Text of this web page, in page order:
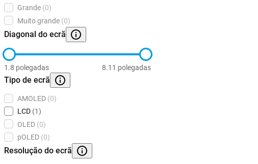
Grande (0)
Muito grande (0)
Diagonal do ecrã
1.8 polegadas 8.11 polegadas
Tipo de ecrã
AMOLED (0)
LCD (1)
OLED (0)
pOLED (0)
Resolução do ecrã